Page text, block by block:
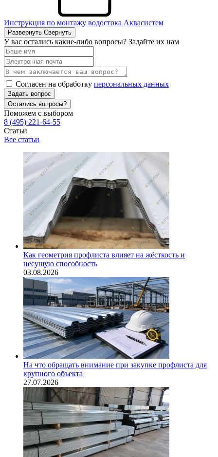
Инструкция по монтажу водостока Аквасистем
Развернуть Свернуть
У вас остались какие-либо вопросы? Задайте их нам
Согласен на обработку персональных данных
Задать вопрос
Остались вопросы?
Поможем с выбором
8 (495) 221-64-55
Статьи
Все статьи
Как геометрия профлиста влияет на жёсткость и
несущую способность
03.08.2026
На что обращать внимание при закупке профлиста для
крупного объекта
27.07.2026